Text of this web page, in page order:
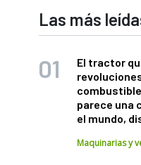
Las más
El tractor
parece una
el mundo,
Maquinarias y